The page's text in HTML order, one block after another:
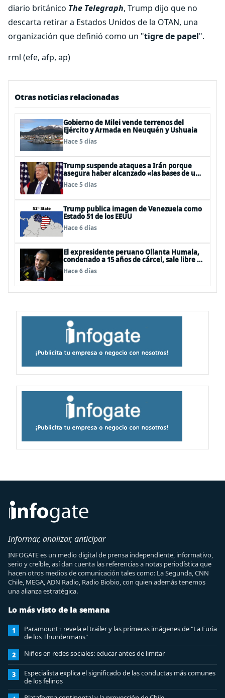
diario británico The Telegraph, Trump dijo que no
descarta retirar a Estados Unidos de la OTAN, una
organización que definió como un "tigre de papel".
rml (efe, afp, ap)
Otras noticias relacionadas
Gobierno de Milei vende terrenos del
Ejército y Armada en Neuquén y Ushuaia
Hace 5 días
Trump suspende ataques a Irán porque
asegura haber alcanzado «las bases de un
acuerdo»
Hace 5 días
Trump publica imagen de Venezuela como
Estado 51 de los EEUU
Hace 6 días
El expresidente peruano Ollanta Humala,
condenado a 15 años de cárcel, sale libre al
anularse su caso
Hace 6 días
Informar, analizar, anticipar
INFOGATE es un medio digital de prensa independiente, informativo,
serio y creíble, así dan cuenta las referencias a notas periodística que
hacen otros medios de comunicación tales como: La Segunda, CNN
Chile, MEGA, ADN Radio, Radio Biobio, con quien además tenemos
una alianza estratégica.
Lo más visto de la semana
1
Paramount+ revela el trailer y las primeras imágenes de "La Furia
de los Thundermans"
2 Niños en redes sociales: educar antes de limitar
3
Especialista explica el significado de las conductas más comunes
de los felinos